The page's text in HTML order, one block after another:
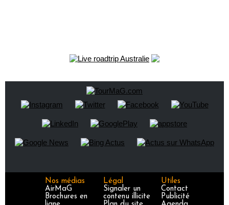
Nos médias
AirMaG
Brochures en
Légal
Signaler un
contenu illicite
Utiles
Contact
Publicité